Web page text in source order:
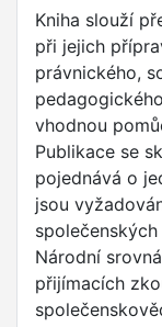
Kniha slouží
při jejich
právnického,
vhodnou
Publikace se
pojednává o
jsou
Národní
přijímacích